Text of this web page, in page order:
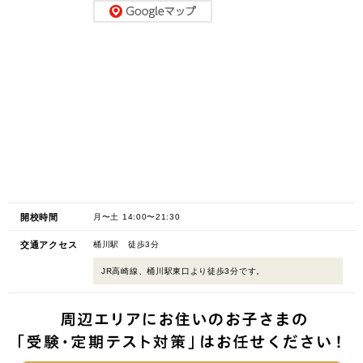
開校時間 月〜土 14:00〜21:30
交通アクセス 桶川駅 徒歩3分
JR高崎線、桶川駅東口より徒歩3分です。